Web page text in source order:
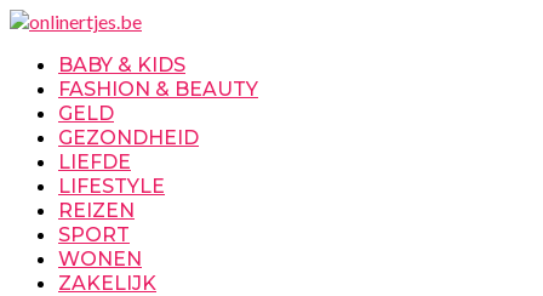
BABY & KIDS
FASHION & BEAUTY
GELD
GEZONDHEID
LIEFDE
LIFESTYLE
REIZEN
SPORT
WONEN
ZAKELIJK